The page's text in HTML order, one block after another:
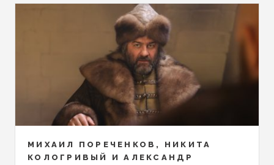
МИХАИЛ ПОРЕЧЕНКОВ, НИКИТА
КОЛОГРИВЫЙ И АЛЕКСАНДР